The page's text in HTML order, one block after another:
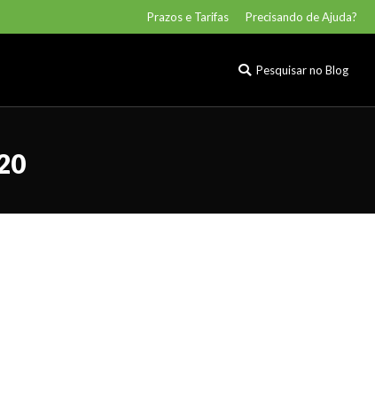
Prazos e Tarifas Precisando de Ajuda?
Buscar
Pesquisar no Blog